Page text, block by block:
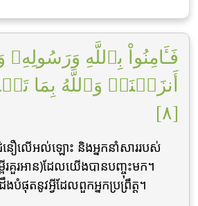
فَـَٔامِنُواْ بِٱللَّهِ
أَنزَلۡنَاۚ وَٱللَّهُ بِمَا
[٨]
ជំនឿលើអល់ឡោះ និងអ្នកនាំសាររបស់
រគួរអាន)ដែលយើងបានបញ្ចុះមក។
តនូវអ្វីដែលពួកអ្នកប្រព្រឹត្ដ។